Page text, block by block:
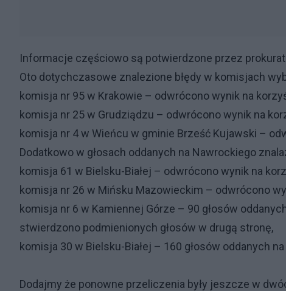
Informacje częściowo są potwierdzone przez
Oto dotychczasowe znalezione błędy w komisjach
komisja nr 95 w Krakowie – odwrócono wynik na
komisja nr 25 w Grudziądzu – odwrócono wynik na
komisja nr 4 w Wieńcu w gminie Brześć Kujawski –
Dodatkowo w głosach oddanych na Nawrockiego
komisja 61 w Bielsku-Białej – odwrócono wynik na
komisja nr 26 w Mińsku Mazowieckim – odwrócono
komisja nr 6 w Kamiennej Górze – 90 głosów
stwierdzono podmienionych głosów w drugą stronę,
komisja 30 w Bielsku-Białej – 160 głosów oddanych
Dodajmy że ponowne przeliczenia były jeszcze w